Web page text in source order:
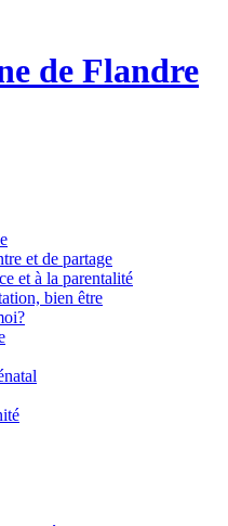
et de partage
et à la parentalité
bien être